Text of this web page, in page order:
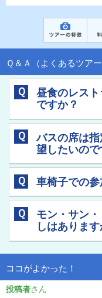
Ｑ＆Ａ（よくあるツアー
Ｑ
昼食のレス
ですか？
Ａ
あいにくメール・プラ
Ｑ
バスの席は
望したいので
Ａ
バスの席は自由席のた
いただいた順にお座り
Ｑ 車椅子での参
Ａ
本ツアーは以下の全て
合に限り、車椅子のお
条件を満たさない場合
・同伴者様が介助するこ
Ｑ
モン・サン
しはあります
Ａ
ココがよかった！
投稿者